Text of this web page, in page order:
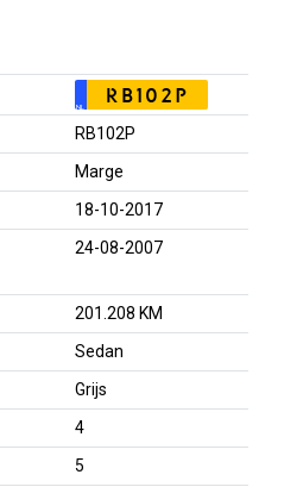
NL RB102P
RB102P
Marge
18-10-2017
24-08-2007
201.208 KM
Sedan
Grijs
4
5